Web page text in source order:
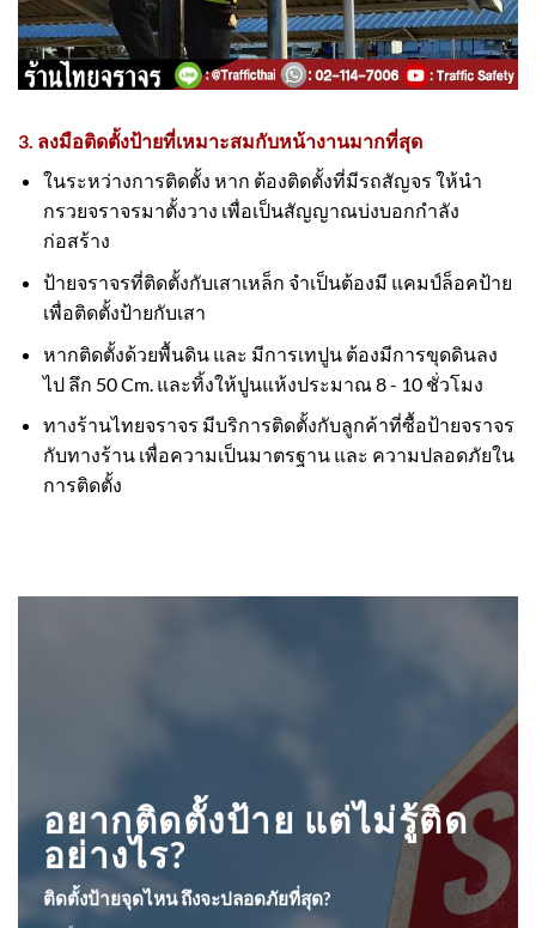
3. ลงมือติดตั้งป้ายที่เหมาะสมกับหน้างานมากที่สุด
ในระหว่างการติดตั้ง หาก ต้องติดตั้งที่มีรถสัญจร ให้นำ
กรวยจราจรมาตั้งวาง เพื่อเป็นสัญญาณบ่งบอกกำลัง
ก่อสร้าง
ป้ายจราจรที่ติดตั้งกับเสาเหล็ก จำเป็นต้องมี แคมป์ล็อคป้าย
เพื่อติดตั้งป้ายกับเสา
หากติดตั้งด้วยพื้นดิน และ มีการเทปูน ต้องมีการขุดดินลง
ไป ลึก 50 Cm. และทิ้งให้ปูนแห้งประมาณ 8 - 10 ชั่วโมง
ทางร้านไทยจราจร มีบริการติดตั้งกับลูกค้าที่ซื้อป้ายจราจร
กับทางร้าน เพื่อความเป็นมาตรฐาน และ ความปลอดภัยใน
การติดตั้ง
อยากติดตั้งป้าย แต่ไม่รู้ติด
อย่างไร?
ติดตั้งป้ายจุดไหน ถึงจะปลอดภัยที่สุด?